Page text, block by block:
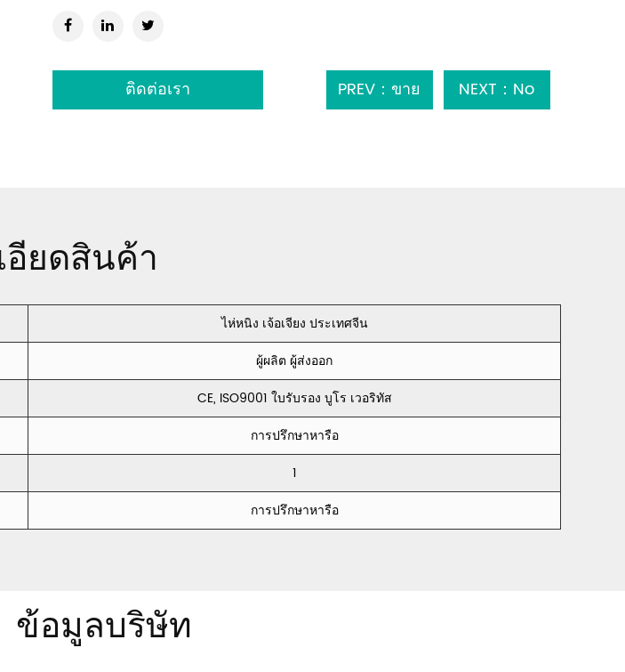
ติดต่อเรา
PREV：ขาย
NEXT：No
อียดสินค้า
ไห่หนิง เจ้อเจียง ประเทศจีน
ผู้ผลิต ผู้ส่งออก
CE, ISO9001 ใบรับรอง บูโร เวอริทัส
การปรึกษาหารือ
1
การปรึกษาหารือ
ข้อมูลบริษัท